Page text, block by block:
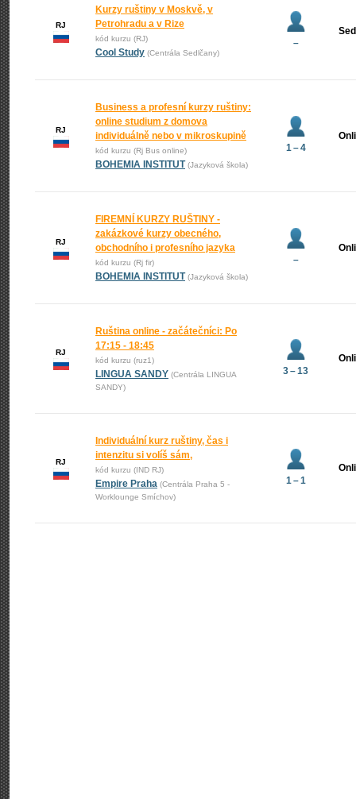
RJ
Kurzy ruštiny v Moskvě, v
Petrohradu a v Rize
kód kurzu (RJ)
Cool Study (Centrála Sedlčany)
–
RJ
Business a profesní kurzy ruštiny:
online studium z domova
individuálně nebo v mikroskupině
kód kurzu (Rj Bus online)
BOHEMIA INSTITUT (Jazyková škola)
1 – 4
RJ
FIREMNÍ KURZY RUŠTINY -
zakázkové kurzy obecného,
obchodního i profesního jazyka
kód kurzu (Rj fir)
BOHEMIA INSTITUT (Jazyková škola)
–
RJ
Ruština online - začátečníci: Po
17:15 - 18:45
kód kurzu (ruz1)
LINGUA SANDY (Centrála LINGUA
SANDY)
3 – 13
RJ
Individuální kurz ruštiny, čas i
intenzitu si volíš sám,
kód kurzu (IND RJ)
Empire Praha (Centrála Praha 5 -
Worklounge Smíchov)
1 – 1